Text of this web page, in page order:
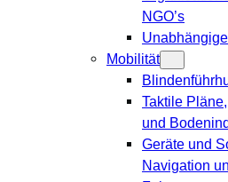
NGO’s
Mobilität
Taktile
und
Geräte und
Navigation